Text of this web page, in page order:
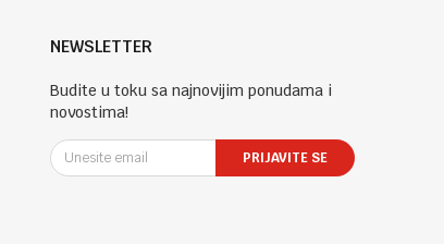
NEWSLETTER
Budite u toku sa najnovijim ponudama i
novostima!
PRIJAVITE SE